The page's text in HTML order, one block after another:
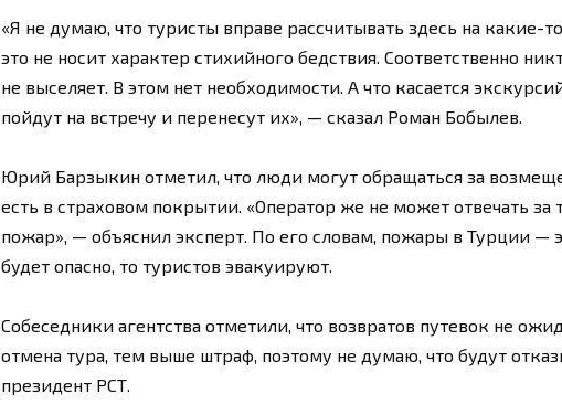
«Я не думаю, что туристы вправе рассчитывать здесь на какие-
это не носит характер стихийного бедствия. Соответственно
не выселяет. В этом нет необходимости. А что касается
пойдут на встречу и перенесут их», — сказал Роман Бобылев.
Юрий Барзыкин отметил, что люди могут обращаться за
есть в страховом покрытии. «Оператор же не может отвечать за
пожар», — объяснил эксперт. По его словам, пожары в Турции —
будет опасно, то туристов эвакуируют.
Собеседники агентства отметили, что возвратов путевок не
отмена тура, тем выше штраф, поэтому не думаю, что будут
президент РСТ.